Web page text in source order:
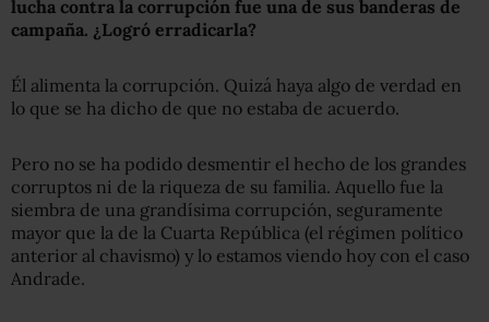
lucha contra la corrupción fue una de sus banderas de
campaña. ¿Logró erradicarla?
Él alimenta la corrupción. Quizá haya algo de verdad en
lo que se ha dicho de que no estaba de acuerdo.
Pero no se ha podido desmentir el hecho de los grandes
corruptos ni de la riqueza de su familia. Aquello fue la
siembra de una grandísima corrupción, seguramente
mayor que la de la Cuarta República (el régimen político
anterior al chavismo) y lo estamos viendo hoy con el caso
Andrade.